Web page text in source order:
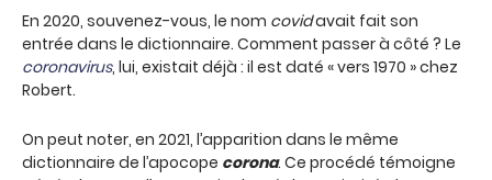
En 2020, souvenez-vous, le nom covidavait fait son
entrée dans le dictionnaire. Comment passer à côté ? Le
coronavirus, lui, existait déjà : il est daté « vers 1970 » chez
Robert.
On peut noter, en 2021, l’apparition dans le même
dictionnaire de l’apocope corona. Ce procédé témoigne